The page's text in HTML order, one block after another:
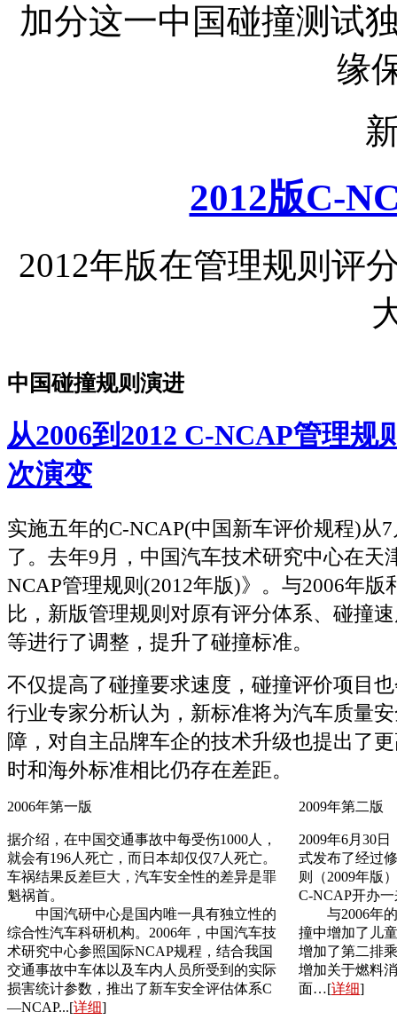
加分这一中国碰撞测试
缘
2012版C-
2012年版在管理规则评
中国碰撞规则演进
从2006到2012 C-NCAP管理规
次演变
实施五年的C-NCAP(中国新车评价规程)从
了。去年9月，中国汽车技术研究中心在天
NCAP管理规则(2012年版)》。与2006年版
比，新版管理规则对原有评分体系、碰撞
等进行了调整，提升了碰撞标准。
不仅提高了碰撞要求速度，碰撞评价项目
行业专家分析认为，新标准将为汽车质量
障，对自主品牌车企的技术升级也提出了
时和海外标准相比仍存在差距。
2006年第一版
据介绍，在中国交通事故中每受伤1000人，
就会有196人死亡，而日本却仅仅7人死亡。
车祸结果反差巨大，汽车安全性的差异是罪
魁祸首。
中国汽研中心是国内唯一具有独立性的
综合性汽车科研机构。2006年，中国汽车技
术研究中心参照国际NCAP规程，结合我国
交通事故中车体以及车内人员所受到的实际
损害统计参数，推出了新车安全评估体系C
—NCAP...[详细]
2009年第二版
2009年6月30
式发布了经过
则（2009年版
C-NCAP开办
与2006年的
撞中增加了儿
增加了第二排
增加关于燃料
面…[详细]